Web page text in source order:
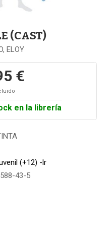
(CAST)
ELOY
€
en la librería
(+12) -lr
43-5